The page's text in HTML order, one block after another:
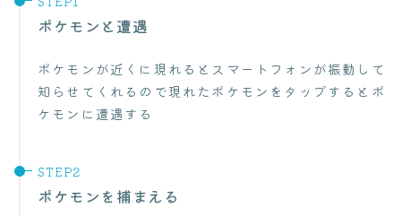
Follow Me
ポケモンと遭遇
ポケモンが近くに現れるとスマートフォンが振動して
知らせてくれるので現れたポケモンをタップするとポ
ケモンに遭遇する
ポケモンを捕まえる